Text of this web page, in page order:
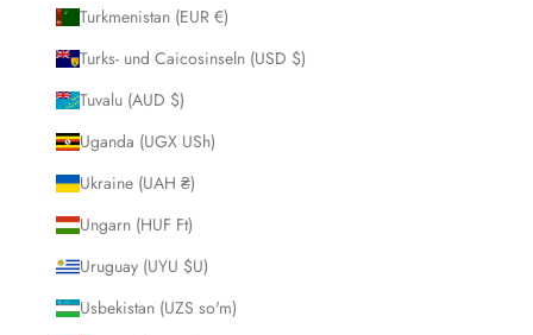
Turkmenistan (EUR €)
Turks- und Caicosinseln (USD $)
Tuvalu (AUD $)
Uganda (UGX USh)
Ukraine (UAH ₴)
Ungarn (HUF Ft)
Uruguay (UYU $U)
Usbekistan (UZS so'm)